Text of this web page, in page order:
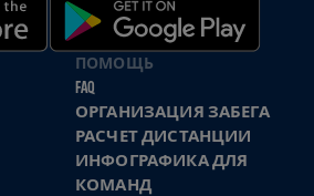
ПОМОЩЬ
FAQ
ОРГАНИЗАЦИЯ ЗАБЕГА
РАСЧЕТ ДИСТАНЦИИ
ИНФОГРАФИКА ДЛЯ
КОМАНД